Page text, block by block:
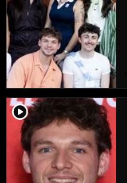
player2